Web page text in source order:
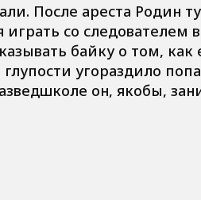
После ареста Родин
играть со
байку о том, как
угораздило
он, якобы,